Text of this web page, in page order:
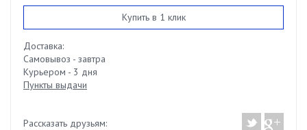
Купить в 1 клик
Доставка:
Самовывоз - завтра
Курьером - 3 дня
Пункты выдачи
Рассказать друзьям: